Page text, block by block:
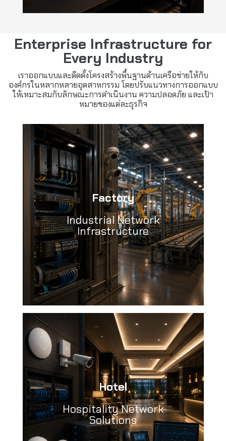
Enterprise Infrastructure for
Every Industry
เราออกแบบและติดตั้งโครงสร้างพื้นฐานด้านเครือข่ายให้กับ
องค์กรในหลากหลายอุตสาหกรรม โดยปรับแนวทางการออกแบบ
ให้เหมาะสมกับลักษณะการดำเนินงาน ความปลอดภัย และเป้า
หมายของแต่ละธุรกิจ
Factory
Industrial Network
Infrastructure
Hotel
Hospitality Network
Solutions